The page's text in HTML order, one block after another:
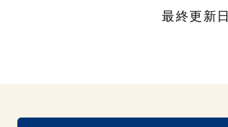
最終更新